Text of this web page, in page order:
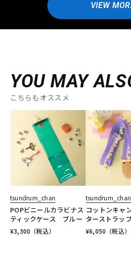
VIEW
YOU MAY
こちらもオススメ
tsundrum_chan
POPビニールカラビナス
ティックケース ブルー
¥3,300 （税込）
tsundrum_chan
コットンキャ
ターストラッ
¥6,050 （税込）